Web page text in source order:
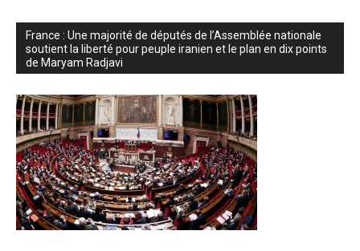
France : Une majorité de députés de l’Assemblée nationale
soutient la liberté pour peuple iranien et le plan en dix points
de Maryam Radjavi